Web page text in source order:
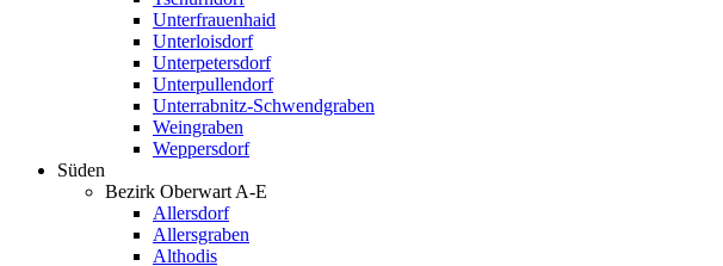
Unterfrauenhaid
Unterloisdorf
Unterpetersdorf
Unterpullendorf
Unterrabnitz-Schwendgraben
Weingraben
Weppersdorf
Süden
Bezirk Oberwart A-E
Allersdorf
Allersgraben
Althodis